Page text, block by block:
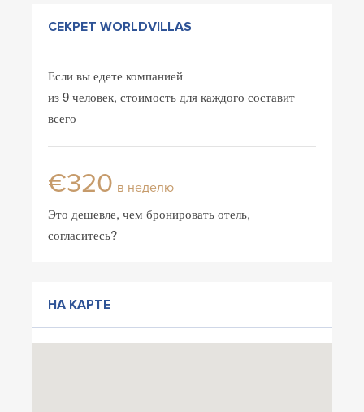
СЕКРЕТ WORLDVILLAS
Если вы едете компанией
из 9 человек, стоимость для каждого составит
всего
€320 в неделю
Это дешевле, чем бронировать отель,
согласитесь?
НА КАРТЕ